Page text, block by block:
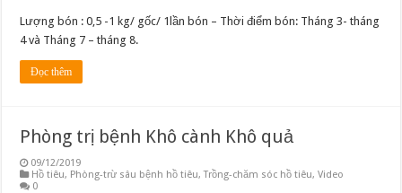
Lượng bón : 0,5 -1 kg/ gốc/ 1lần bón – Thời điểm bón: Tháng 3- tháng
4 và Tháng 7 – tháng 8.
Đọc thêm
Phòng trị bệnh Khô cành Khô quả
09/12/2019
Hồ tiêu, Phòng-trừ sâu bệnh hồ tiêu,Trồng-chăm sóc hồ tiêu,Video
0